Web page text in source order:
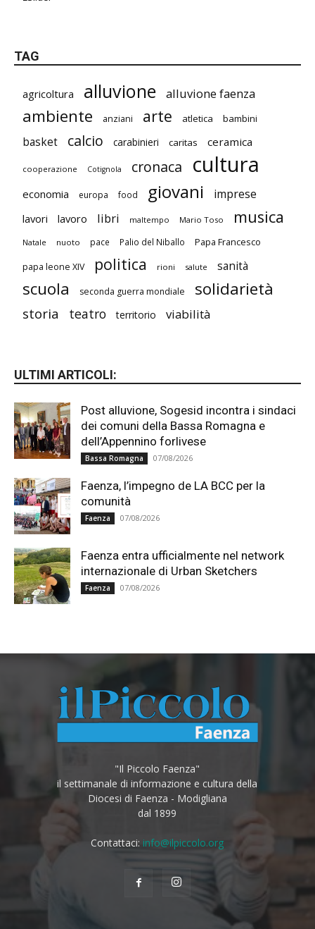
TAG
agricoltura alluvione alluvione faenza
ambiente anziani arte atletica bambini
basket calcio carabinieri caritas ceramica
cooperazione Cotignola cronaca cultura
economia europa food giovani imprese
lavori lavoro libri maltempo Mario Toso musica
Natale nuoto pace Palio del Niballo Papa Francesco
papa leone XIV politica rioni salute sanità
scuola seconda guerra mondiale solidarietà
storia teatro territorio viabilità
ULTIMI ARTICOLI:
Post alluvione, Sogesid incontra i sindaci
dei comuni della Bassa Romagna e
dell’Appennino forlivese
Bassa Romagna 07/08/2026
Faenza, l’impegno de LA BCC per la
comunità
Faenza 07/08/2026
Faenza entra ufficialmente nel network
internazionale di Urban Sketchers
Faenza 07/08/2026
"Il Piccolo Faenza"
il settimanale di informazione e cultura della
Diocesi di Faenza - Modigliana
dal 1899
Contattaci: info@ilpiccolo.org